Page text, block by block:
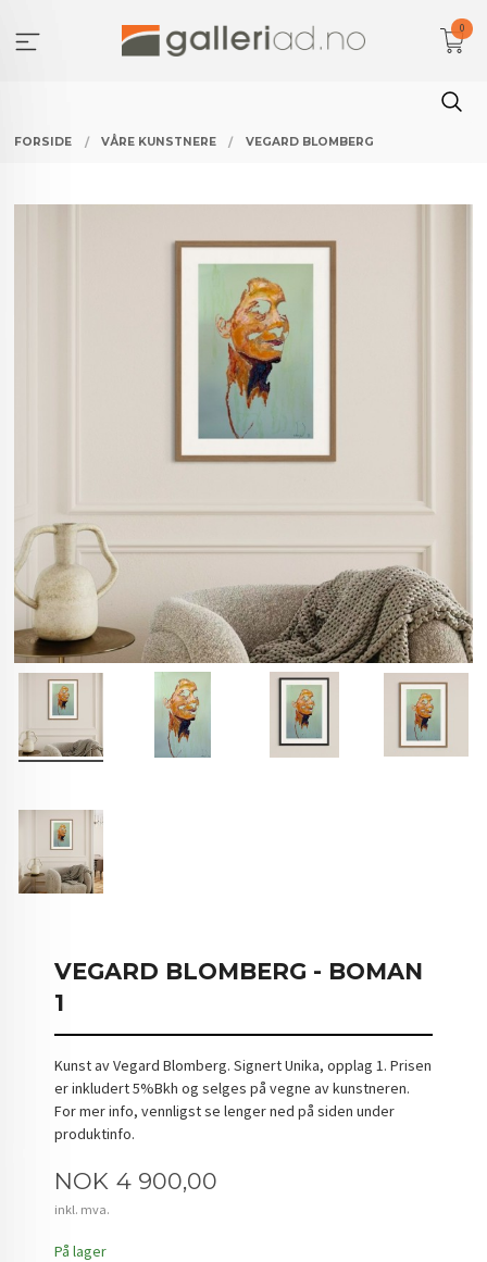
innholdet
0
FORSIDE VÅRE KUNSTNERE VEGARD BLOMBERG
VEGARD BLOMBERG - BOMAN
1
Kunst av Vegard Blomberg. Signert Unika, opplag 1. Prisen
er inkludert 5%Bkh og selges på vegne av kunstneren.
For mer info, vennligst se lenger ned på siden under
produktinfo.
Pris
NOK 4 900,00
inkl. mva.
På lager